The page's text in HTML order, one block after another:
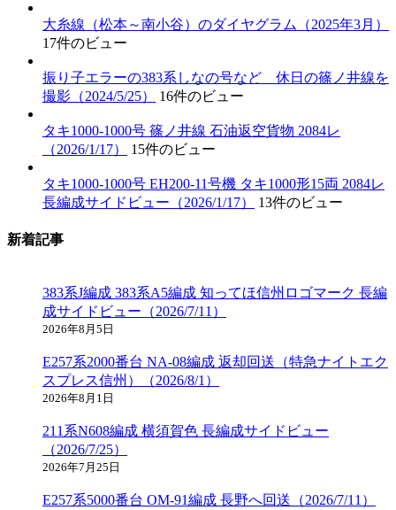
大糸線（松本～南小谷）のダイヤグラム（2025年3月）
17件のビュー
振り子エラーの383系しなの号など 休日の篠ノ井線を
撮影（2024/5/25）
16件のビュー
タキ1000-1000号 篠ノ井線 石油返空貨物 2084レ
（2026/1/17）
15件のビュー
タキ1000-1000号 EH200-11号機 タキ1000形15両 2084レ
長編成サイドビュー（2026/1/17）
13件のビュー
新着記事
383系J編成 383系A5編成 知ってほ信州ロゴマーク 長編
成サイドビュー（2026/7/11）
2026年8月5日
E257系2000番台 NA-08編成 返却回送（特急ナイトエク
スプレス信州）（2026/8/1）
2026年8月1日
211系N608編成 横須賀色 長編成サイドビュー
（2026/7/25）
2026年7月25日
E257系5000番台 OM-91編成 長野へ回送（2026/7/11）